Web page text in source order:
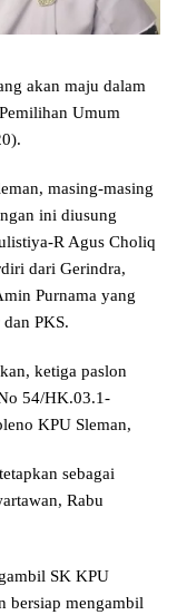
akan maju dalam
Umum
masing-masing
ini diusung
R Agus Choliq
dari Gerindra,
Purnama yang
PKS.
ketiga paslon
54/HK.03.1-
KPU Sleman,
sebagai
Rabu
SK KPU
bersiap mengambil